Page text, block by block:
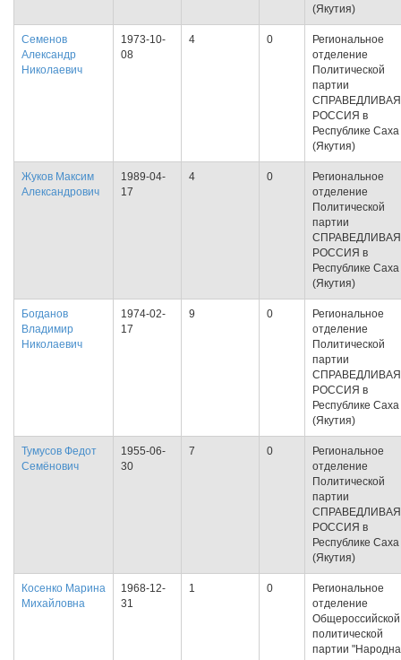
(Якутия)
Семенов
Александр
Николаевич
1973-10-
08
4 0
Региональное
отделение
Политической
партии
СПРАВЕДЛИВАЯ
РОССИЯ в
Республике Саха
(Якутия)
Жуков Максим
Александрович
1989-04-
17
4 0
Региональное
отделение
Политической
партии
СПРАВЕДЛИВАЯ
РОССИЯ в
Республике Саха
(Якутия)
Богданов
Владимир
Николаевич
1974-02-
17
9 0
Региональное
отделение
Политической
партии
СПРАВЕДЛИВАЯ
РОССИЯ в
Республике Саха
(Якутия)
Тумусов Федот
Семёнович
1955-06-
30
7 0
Региональное
отделение
Политической
партии
СПРАВЕДЛИВАЯ
РОССИЯ в
Республике Саха
(Якутия)
Косенко Марина
Михайловна
1968-12-
31
1 0
Региональное
отделение
Общероссийской
политической
партии